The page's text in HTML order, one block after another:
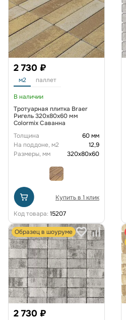
2 730 ₽
м2 паллет
В наличии
Тротуарная плитка Braer
Ригель 320x80x60 мм
Colormix Саванна
Толщина
60 мм
На поддоне, м2
12,9
Размеры, мм
320x80x60
Купить в 1 клик
Код товара: 15207
Образец в шоуруме
2 730 ₽